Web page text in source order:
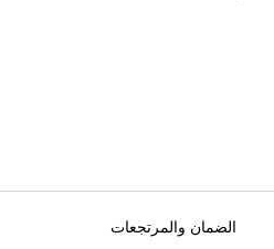
الضمان والمرتجعات